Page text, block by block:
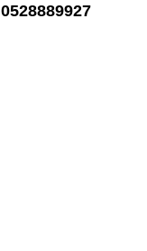
0528889927